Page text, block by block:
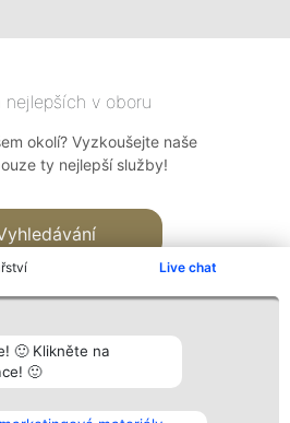
Live chat
🙂 Klikněte na
🙂
v oboru
okolí? Vyzkoušejte naše
ty nejlepší služby!
Vítězové
Kontakt